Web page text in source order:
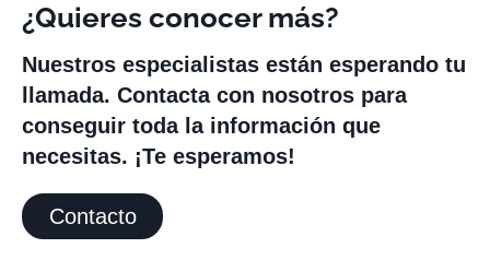
¿Quieres conocer más?
Nuestros especialistas están esperando tu
llamada. Contacta con nosotros para
conseguir toda la información que
necesitas. ¡Te esperamos!
Contacto